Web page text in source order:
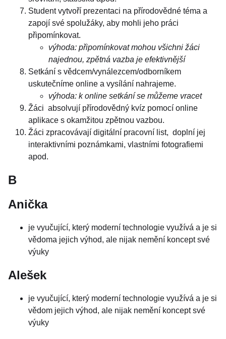
Student vytvoří prezentaci na přírodovědné téma a
zapojí své spolužáky, aby mohli jeho práci
připomínkovat.
výhoda: připomínkovat mohou všichni žáci
najednou, zpětná vazba je efektivnější
Setkání s vědcem/vynálezcem/odborníkem
uskutečníme online a vysílání nahrajeme.
výhoda: k online setkání se můžeme vracet
Žáci absolvují přírodovědný kvíz pomocí online
aplikace s okamžitou zpětnou vazbou.
Žáci zpracovávají digitální pracovní list, doplní jej
interaktivními poznámkami, vlastními fotografiemi
apod.
B
Anička
je vyučující, který moderní technologie využívá a je si
vědoma jejich výhod, ale nijak nemění koncept své
výuky
Alešek
je vyučující, který moderní technologie využívá a je si
vědom jejich výhod, ale nijak nemění koncept své
výuky